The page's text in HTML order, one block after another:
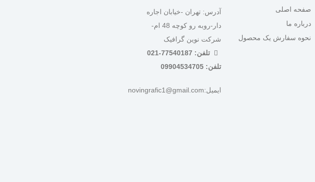
صفحه اصلی
درباره ما
نحوه سفارش یک محصول
آدرس: تهران -خیابان اجاره
دار-روبه رو کوچه 48 ام-
شرکت نوین گرافیک
تلفن: 77540187-021
تلفن: 09904534705
ایمیل:novingrafic1@gmail.com